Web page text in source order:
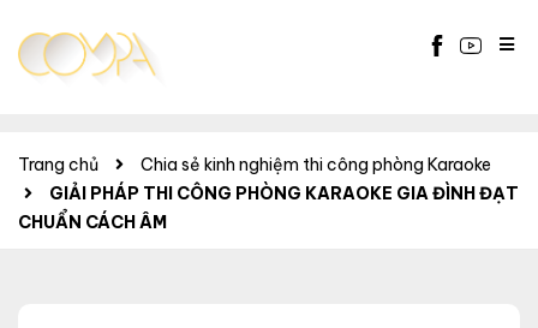
Trang chủ
Chia sẻ kinh nghiệm thi công phòng Karaoke
GIẢI PHÁP THI CÔNG PHÒNG KARAOKE GIA ĐÌNH ĐẠT
CHUẨN CÁCH ÂM